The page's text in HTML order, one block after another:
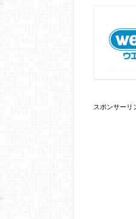
スポンサーリ